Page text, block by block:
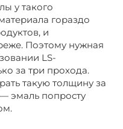
у такого
гораздо
и
Поэтому нужная
LS-
за три прохода.
такую толщину за
эмаль попросту